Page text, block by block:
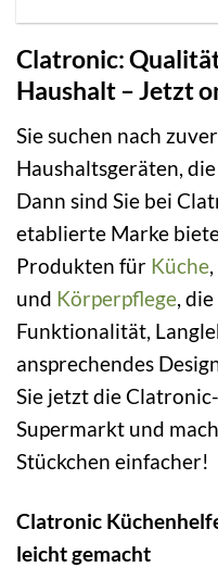
Clatronic:
Haushalt – Jetzt
Sie suchen nach
Haushaltsgeräten,
Dann sind Sie bei
etablierte Marke
Produkten für Küche,
und Körperpflege,
Funktionalität,
ansprechendes
Sie jetzt die
Supermarkt und
Stückchen einfacher!
Clatronic
leicht gemacht